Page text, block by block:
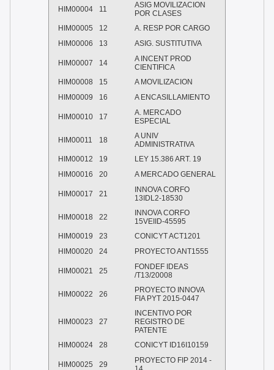
HIM00004 11
ASIG MOVILIZACION
POR CLASES
HIM00005
12
A. RESP POR CARGO
HIM00006
13 ASIG. SUSTITUTIVA
HIM00007 14
A INCENT PROD
CIENTIFICA
HIM00008
15
A MOVILIZACION
HIM00009
16 A ENCASILLAMIENTO
HIM00010 17
A. MERCADO
ESPECIAL
HIM00011 18
A UNIV
ADMINISTRATIVA
HIM00012
19
LEY 15.386 ART. 19
HIM00016
20 A MERCADO GENERAL
HIM00017 21
INNOVA CORFO
13IDL2-18530
HIM00018 22
INNOVA CORFO
15VEIID-45595
HIM00019
23
CONICYT ACT1201
HIM00020
24 PROYECTO ANT1555
HIM00021 25
FONDEF IDEAS
/T13/20008
HIM00022 26
PROYECTO INNOVA
FIA PYT 2015-0447
HIM00023 27
INCENTIVO POR
REGISTRO DE
PATENTE
HIM00024
28 CONICYT ID16I10159
HIM00025 29
PROYECTO FIP 2014 -